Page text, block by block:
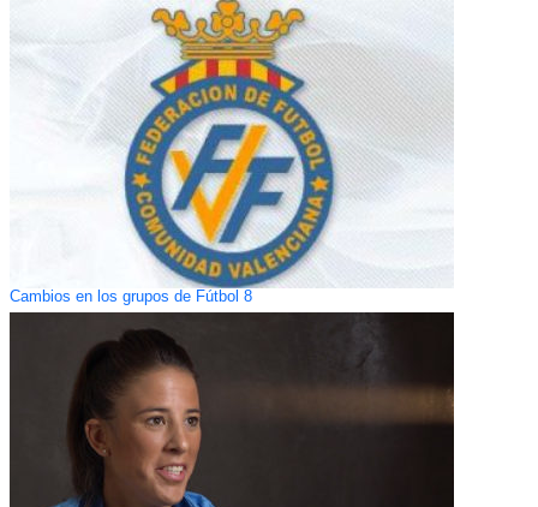
Cambios en los grupos de Fútbol 8